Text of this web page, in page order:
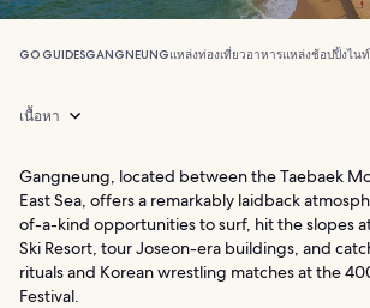
GO GUIDESGANGNEUNGแหล่งท่องเที่ยวอาหารแหล่งช้อปปิ้งไน
เนื้อหา
Gangneung, located between the Taebaek
East Sea, offers a remarkably laidback
of-a-kind opportunities to surf, hit the slopes
Ski Resort, tour Joseon-era buildings, and
rituals and Korean wrestling matches at the
Festival.